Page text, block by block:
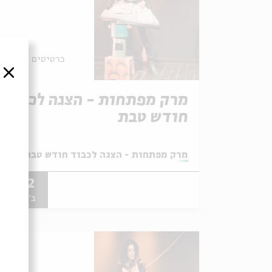
כרטיסים אחרונים
מרק מפתחות - הצגה לכבוד
חודש טבת
מתוך:
מרק מפתחות - הצגה לכבוד חודש טבת 2018
31.12
ב' | 17:00
סגור